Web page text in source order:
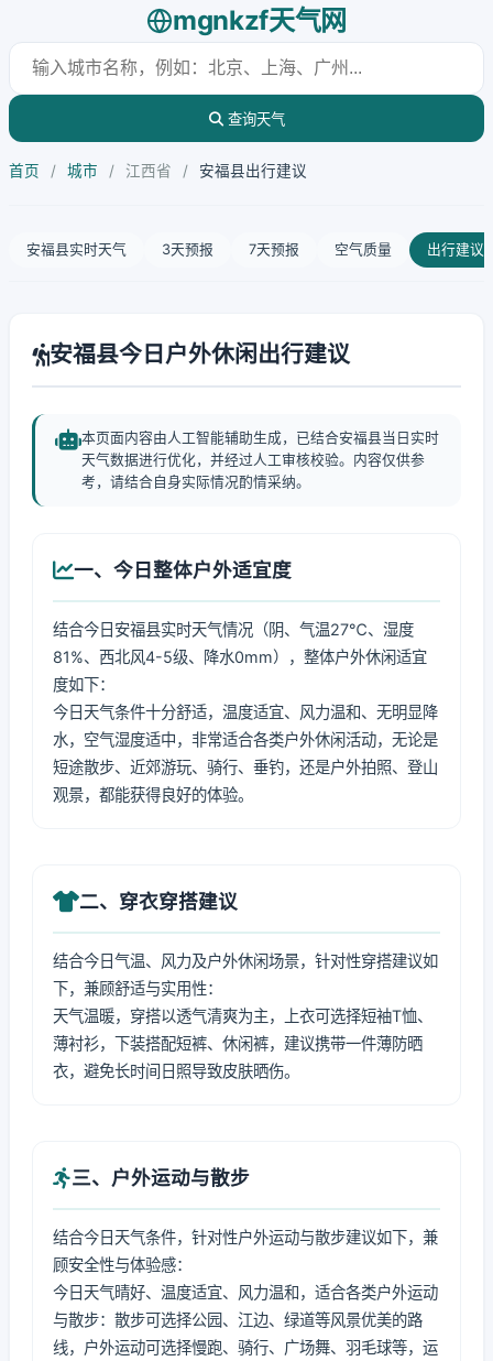
mgnkzf天气网
查询天气
首页 / 城市 / 江西省 / 安福县出行建议
安福县实时天气 3天预报 7天预报 空气质量 出行建议
安福县今日户外休闲出行建议
本页面内容由人工智能辅助生成，已结合安福县当日实时
天气数据进行优化，并经过人工审核校验。内容仅供参
考，请结合自身实际情况酌情采纳。
一、今日整体户外适宜度
结合今日安福县实时天气情况（阴、气温27℃、湿度
81%、西北风4-5级、降水0mm），整体户外休闲适宜
度如下：
今日天气条件十分舒适，温度适宜、风力温和、无明显降
水，空气湿度适中，非常适合各类户外休闲活动，无论是
短途散步、近郊游玩、骑行、垂钓，还是户外拍照、登山
观景，都能获得良好的体验。
二、穿衣穿搭建议
结合今日气温、风力及户外休闲场景，针对性穿搭建议如
下，兼顾舒适与实用性：
天气温暖，穿搭以透气清爽为主，上衣可选择短袖T恤、
薄衬衫，下装搭配短裤、休闲裤，建议携带一件薄防晒
衣，避免长时间日照导致皮肤晒伤。
三、户外运动与散步
结合今日天气条件，针对性户外运动与散步建议如下，兼
顾安全性与体验感：
今日天气晴好、温度适宜、风力温和，适合各类户外运动
与散步：散步可选择公园、江边、绿道等风景优美的路
线，户外运动可选择慢跑、骑行、广场舞、羽毛球等，运